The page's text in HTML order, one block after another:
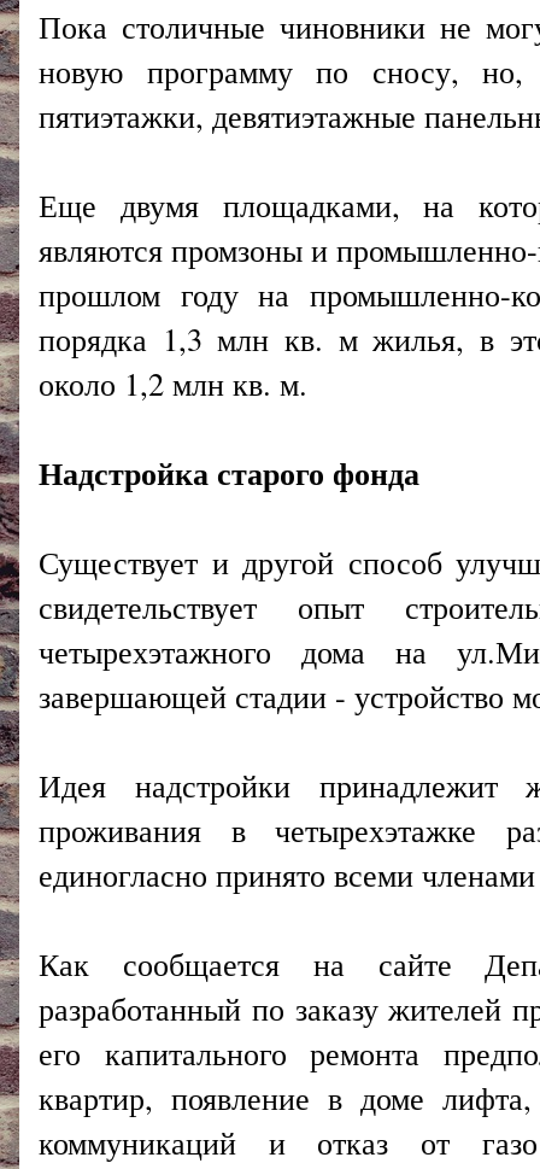
Пока столичные чиновники не
новую программу по сносу, но,
пятиэтажки, девятиэтажные
Еще двумя площадками, на
являются промзоны и
прошлом году на промышленно-
порядка 1,3 млн кв. м жилья, в
около 1,2 млн кв. м.
Надстройка старого фонда
Существует и другой способ
свидетельствует опыт
четырехэтажного дома на
завершающей стадии - устройство
Идея надстройки
проживания в четырехэтажке
единогласно принято всеми
Как сообщается на сайте
разработанный по заказу жителей
его капитального ремонта
квартир, появление в доме
коммуникаций и отказ от